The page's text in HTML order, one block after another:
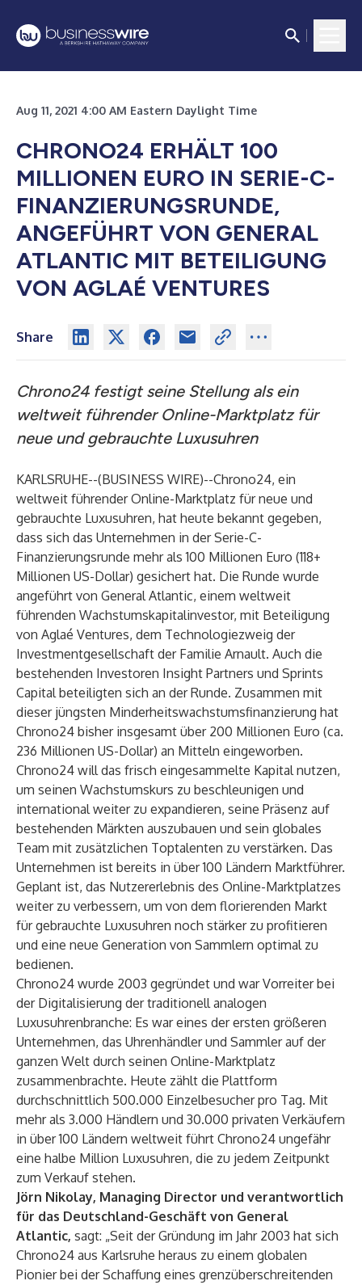
Aug 11, 2021 4:00 AM Eastern Daylight Time
CHRONO24 ERHÄLT 100
MILLIONEN EURO IN SERIE-C-
FINANZIERUNGSRUNDE,
ANGEFÜHRT VON GENERAL
ATLANTIC MIT BETEILIGUNG
VON AGLAÉ VENTURES
Share
Chrono24 festigt seine Stellung als ein
weltweit führender Online-Marktplatz für
neue und gebrauchte Luxusuhren
KARLSRUHE--(BUSINESS WIRE)--Chrono24, ein
weltweit führender Online-Marktplatz für neue und
gebrauchte Luxusuhren, hat heute bekannt gegeben,
dass sich das Unternehmen in der Serie-C-
Finanzierungsrunde mehr als 100 Millionen Euro (118+
Millionen US-Dollar) gesichert hat. Die Runde wurde
angeführt von General Atlantic, einem weltweit
führenden Wachstumskapitalinvestor, mit Beteiligung
von Aglaé Ventures, dem Technologiezweig der
Investmentgesellschaft der Familie Arnault. Auch die
bestehenden Investoren Insight Partners und Sprints
Capital beteiligten sich an der Runde. Zusammen mit
dieser jüngsten Minderheitswachstumsfinanzierung hat
Chrono24 bisher insgesamt über 200 Millionen Euro (ca.
236 Millionen US-Dollar) an Mitteln eingeworben.
Chrono24 will das frisch eingesammelte Kapital nutzen,
um seinen Wachstumskurs zu beschleunigen und
international weiter zu expandieren, seine Präsenz auf
bestehenden Märkten auszubauen und sein globales
Team mit zusätzlichen Toptalenten zu verstärken. Das
Unternehmen ist bereits in über 100 Ländern Marktführer.
Geplant ist, das Nutzererlebnis des Online-Marktplatzes
weiter zu verbessern, um von dem florierenden Markt
für gebrauchte Luxusuhren noch stärker zu profitieren
und eine neue Generation von Sammlern optimal zu
bedienen.
Chrono24 wurde 2003 gegründet und war Vorreiter bei
der Digitalisierung der traditionell analogen
Luxusuhrenbranche: Es war eines der ersten größeren
Unternehmen, das Uhrenhändler und Sammler auf der
ganzen Welt durch seinen Online-Marktplatz
zusammenbrachte. Heute zählt die Plattform
durchschnittlich 500.000 Einzelbesucher pro Tag. Mit
mehr als 3.000 Händlern und 30.000 privaten Verkäufern
in über 100 Ländern weltweit führt Chrono24 ungefähr
eine halbe Million Luxusuhren, die zu jedem Zeitpunkt
zum Verkauf stehen.
Jörn Nikolay, Managing Director und verantwortlich
für das Deutschland-Geschäft von General
Atlantic, sagt: „Seit der Gründung im Jahr 2003 hat sich
Chrono24 aus Karlsruhe heraus zu einem globalen
Pionier bei der Schaffung eines grenzüberschreitenden